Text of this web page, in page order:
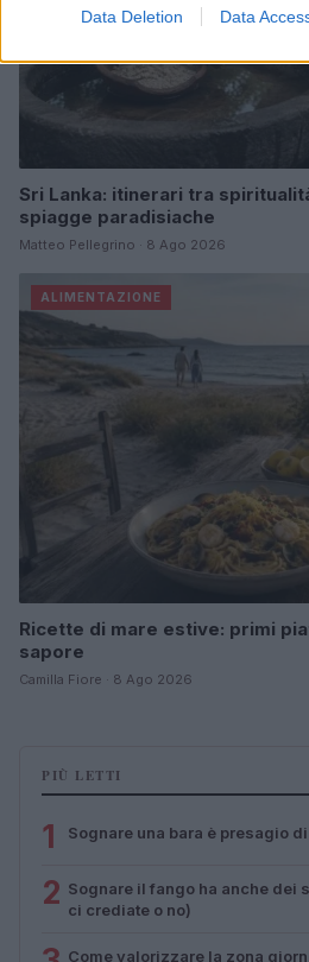
Data Deletion Data
Sri Lanka: itinerari tra
spiagge paradisiache
Matteo Pellegrino · 8 Ago 2026
ALIMENTAZIONE
Ricette di mare estive: primi
sapore
Camilla Fiore · 8 Ago 2026
PIÙ LETTI
1 Sognare una bara è presagio
2 Sognare il fango ha anche
ci crediate o no)
Come valorizzare la zona